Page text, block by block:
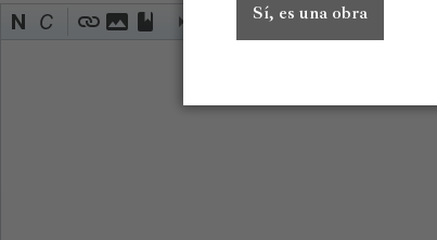
Avanzado Caracteres especiales
Sí, es una obra